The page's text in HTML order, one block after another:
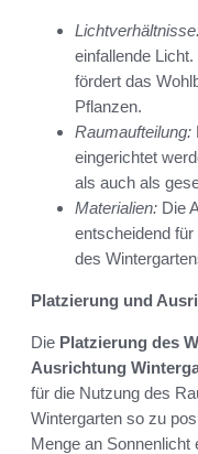
einfallende
fördert das
Pflanzen.
Raumaufteilung:
eingerichtet
als auch als
Materialien: Die
entscheidend
des
Platzierung und
Die Platzierung des
Ausrichtung
für die Nutzung des
Wintergarten so zu
Menge an Sonnenlicht